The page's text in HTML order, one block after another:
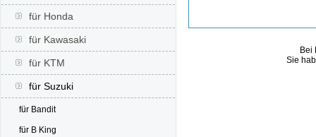
für Honda
für Kawasaki
für KTM
für Suzuki
für Bandit
für B King
Bei
Sie